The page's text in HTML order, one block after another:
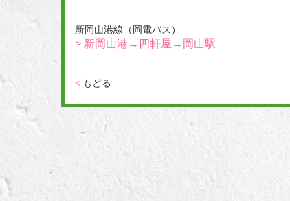
新岡山港線（岡電バス）
> 新岡山港→四軒屋→岡山駅
< もどる